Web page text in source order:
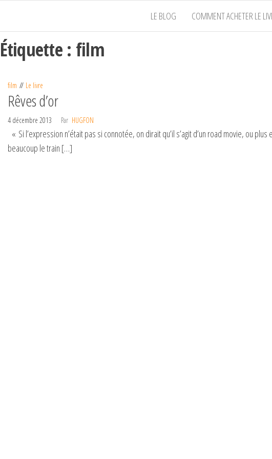
LE BLOG COMMENT ACHETER LE
Étiquette : film
film Le livre
Rêves d’or
4 décembre 2013 Par HUGFON
« Si l’expression n’était pas si connotée, on dirait qu’il s’agit d’un road movie, ou
beaucoup le train […]